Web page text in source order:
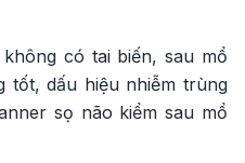
có tai biến, sau mổ
tốt, dấu hiệu nhiễm trùng
sọ não kiểm sau mổ